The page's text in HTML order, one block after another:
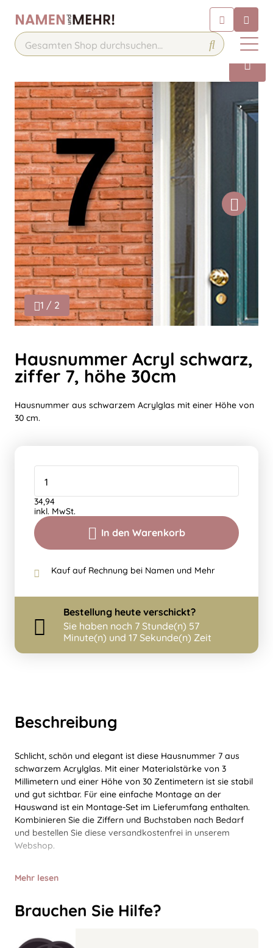
Chatten Sie 24/7 mit unserem
hilfreichen Chatbot
Kontakt
Beschreibung
Schlicht, schön und elegant ist diese Hausnummer 7 aus
schwarzem Acrylglas. Mit einer Materialstärke von 3
Millimetern und einer Höhe von 30 Zentimetern ist sie stabil
und gut sichtbar. Für eine einfache Montage an der
Hauswand ist ein Montage-Set im Lieferumfang enthalten.
Kombinieren Sie die Ziffern und Buchstaben nach Bedarf
und bestellen Sie diese versandkostenfrei in unserem
Webshop.
Mehr lesen
Brauchen Sie Hilfe?
1 / 2
Hausnummer Acryl schwarz,
ziffer 7, höhe 30cm
Hausnummer aus schwarzem Acrylglas mit einer Höhe von
30 cm.
In den Warenkorb
34,94
inkl. MwSt.
Kauf auf Rechnung bei Namen und Mehr
Bestellung heute verschickt?
Sie haben noch 7 Stunde(n) 57
Minute(n) und 17 Sekunde(n) Zeit